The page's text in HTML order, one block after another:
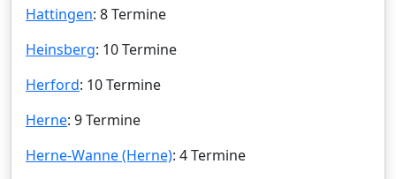
Hattingen: 8 Termine
Heinsberg: 10 Termine
Herford: 10 Termine
Herne: 9 Termine
Herne-Wanne (Herne): 4 Termine